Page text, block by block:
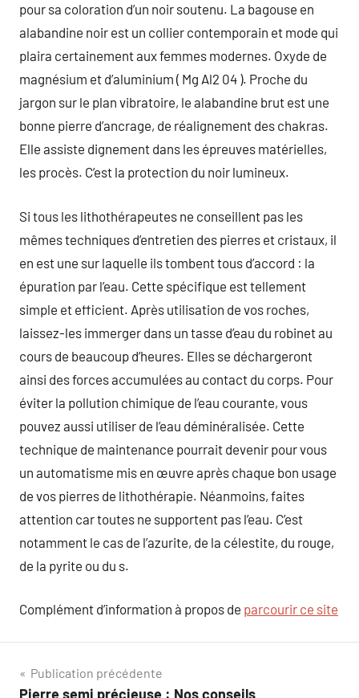
pour sa coloration d’un noir soutenu. La bagouse en
alabandine noir est un collier contemporain et mode qui
plaira certainement aux femmes modernes. Oxyde de
magnésium et d’aluminium ( Mg Al2 04 ). Proche du
jargon sur le plan vibratoire, le alabandine brut est une
bonne pierre d’ancrage, de réalignement des chakras.
Elle assiste dignement dans les épreuves matérielles,
les procès. C’est la protection du noir lumineux.
Si tous les lithothérapeutes ne conseillent pas les
mêmes techniques d’entretien des pierres et cristaux, il
en est une sur laquelle ils tombent tous d’accord : la
épuration par l’eau. Cette spécifique est tellement
simple et efficient. Après utilisation de vos roches,
laissez-les immerger dans un tasse d’eau du robinet au
cours de beaucoup d’heures. Elles se déchargeront
ainsi des forces accumulées au contact du corps. Pour
éviter la pollution chimique de l’eau courante, vous
pouvez aussi utiliser de l’eau déminéralisée. Cette
technique de maintenance pourrait devenir pour vous
un automatisme mis en œuvre après chaque bon usage
de vos pierres de lithothérapie. Néanmoins, faites
attention car toutes ne supportent pas l’eau. C’est
notamment le cas de l’azurite, de la célestite, du rouge,
de la pyrite ou du s.
Complément d’information à propos de parcourir ce site
Navigation
Publication précédente
Pierre semi précieuse : Nos conseils